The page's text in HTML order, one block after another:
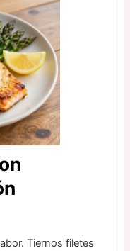
Tiernos filetes